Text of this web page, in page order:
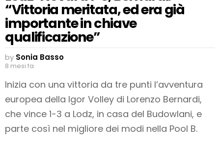
“Vittoria meritata, ed era già
importante in chiave
qualificazione”
by Sonia Basso
8 mesi fa
Inizia con una vittoria da tre punti l’avventura
europea della Igor Volley di Lorenzo Bernardi,
che vince 1-3 a Lodz, in casa del Budowlani, e
parte così nel migliore dei modi nella Pool B.